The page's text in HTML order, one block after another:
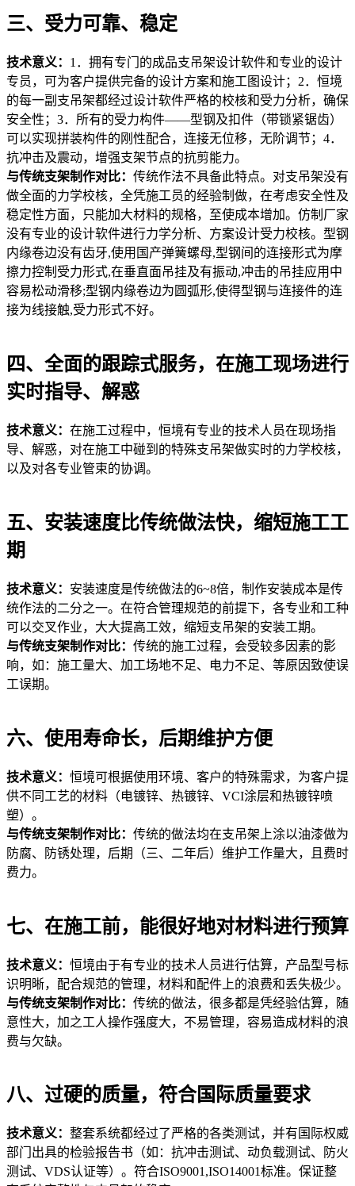
三、受力可靠、稳定
技术意义： 1．拥有专门的成品支吊架设计软件和专业的设计
专员，可为客户提供完备的设计方案和施工图设计；2．恒境
的每一副支吊架都经过设计软件严格的校核和受力分析，确保
安全性；3．所有的受力构件——型钢及扣件（带锁紧锯齿）
可以实现拼装构件的刚性配合，连接无位移，无阶调节；4．
抗冲击及震动，增强支架节点的抗剪能力。
与传统支架制作对比： 传统作法不具备此特点。对支吊架没有
做全面的力学校核，全凭施工员的经验制做，在考虑安全性及
稳定性方面，只能加大材料的规格，至使成本增加。仿制厂家
没有专业的设计软件进行力学分析、方案设计受力校核。型钢
内缘卷边没有齿牙,使用国产弹簧螺母,型钢间的连接形式为摩
擦力控制受力形式,在垂直面吊挂及有振动,冲击的吊挂应用中
容易松动滑移;型钢内缘卷边为圆弧形,使得型钢与连接件的连
接为线接触,受力形式不好。
四、全面的跟踪式服务，在施工现场进行
实时指导、解惑
技术意义： 在施工过程中，恒境有专业的技术人员在现场指
导、解惑，对在施工中碰到的特殊支吊架做实时的力学校核，
以及对各专业管束的协调。
五、安装速度比传统做法快，缩短施工工
期
技术意义： 安装速度是传统做法的6~8倍，制作安装成本是传
统作法的二分之一。在符合管理规范的前提下，各专业和工种
可以交叉作业，大大提高工效，缩短支吊架的安装工期。
与传统支架制作对比： 传统的施工过程，会受较多因素的影
响，如：施工量大、加工场地不足、电力不足、等原因致使误
工误期。
六、使用寿命长，后期维护方便
技术意义： 恒境可根据使用环境、客户的特殊需求，为客户提
供不同工艺的材料（电镀锌、热镀锌、VCI涂层和热镀锌喷
塑）。
与传统支架制作对比： 传统的做法均在支吊架上涂以油漆做为
防腐、防锈处理，后期（三、二年后）维护工作量大，且费时
费力。
七、在施工前，能很好地对材料进行预算
技术意义： 恒境由于有专业的技术人员进行估算，产品型号标
识明晰，配合规范的管理，材料和配件上的浪费和丢失极少。
与传统支架制作对比： 传统的做法，很多都是凭经验估算，随
意性大，加之工人操作强度大，不易管理，容易造成材料的浪
费与欠缺。
八、过硬的质量，符合国际质量要求
技术意义： 整套系统都经过了严格的各类测试，并有国际权威
部门出具的检验报告书（如：抗冲击测试、动负载测试、防火
测试、VDS认证等）。符合ISO9001,ISO14001标准。保证整